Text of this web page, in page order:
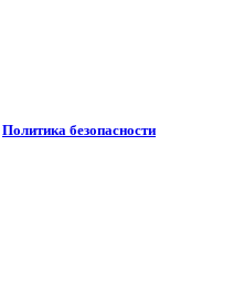
Политика безопасности